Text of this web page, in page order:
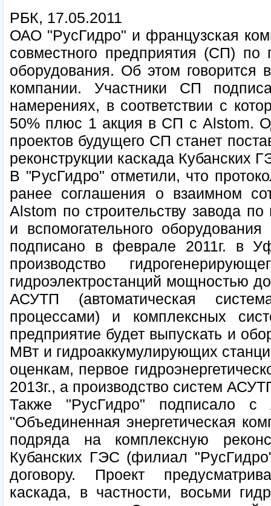
РБК, 17.05.2011
ОАО "РусГидро" и французская
совместного предприятия (СП) по
оборудования. Об этом говорится
компании. Участники СП
намерениях, в соответствии с
50% плюс 1 акция в СП с Alstom.
проектов будущего СП станет
реконструкции каскада Кубанских
В "РусГидро" отметили, что
ранее соглашения о взаимном
Alstom по строительству завода по
и вспомогательного
подписано в феврале 2011г. в
производство
гидроэлектростанций мощностью
АСУТП (автоматическая
процессами) и комплексных
предприятие будет выпускать и
МВт и гидроаккумулирующих
оценкам, первое
2013г., а производство систем
Также "РусГидро" подписало
"Объединенная энергетическая
подряда на комплексную
Кубанских ГЭС (филиал
договору. Проект
каскада, в частности, восьми